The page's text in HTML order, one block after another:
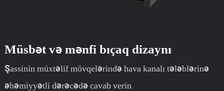
Müsbət və mənfi bıçaq dizaynı
Şassinin müxtəlif mövqelərində hava kanalı tələblərinə
əhəmiyyətli dərəcədə cavab verin